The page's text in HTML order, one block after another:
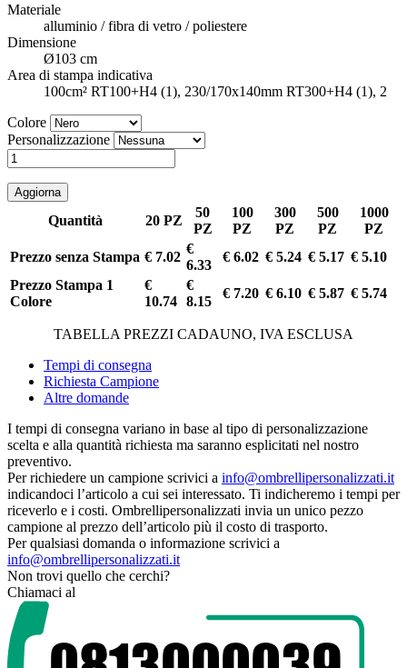
Materiale
alluminio / fibra di vetro / poliestere
Dimensione
Ø103 cm
Area di stampa indicativa
100cm² RT100+H4 (1), 230/170x140mm RT300+H4 (1), 2
Colore
Personalizzazione
Quantità 20 PZ
50
PZ
100
PZ
300
PZ
500
PZ
1000
PZ
Prezzo senza Stampa € 7.02
€
6.33
€ 6.02 € 5.24 € 5.17 € 5.10
Prezzo Stampa 1
Colore
€
10.74
€
8.15
€ 7.20 € 6.10 € 5.87 € 5.74
TABELLA PREZZI CADAUNO, IVA ESCLUSA
Tempi di consegna
Richiesta Campione
Altre domande
I tempi di consegna variano in base al tipo di personalizzazione
scelta e alla quantità richiesta ma saranno esplicitati nel nostro
preventivo.
Per richiedere un campione scrivici a info@ombrellipersonalizzati.it
indicandoci l’articolo a cui sei interessato. Ti indicheremo i tempi per
riceverlo e i costi. Ombrellipersonalizzati invia un unico pezzo
campione al prezzo dell’articolo più il costo di trasporto.
Per qualsiasi domanda o informazione scrivici a
info@ombrellipersonalizzati.it
Non trovi quello che cerchi?
Chiamaci al